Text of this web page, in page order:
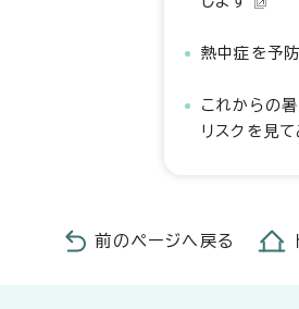
熱中症を予防
これからの
リスクを見て
前のページへ戻る